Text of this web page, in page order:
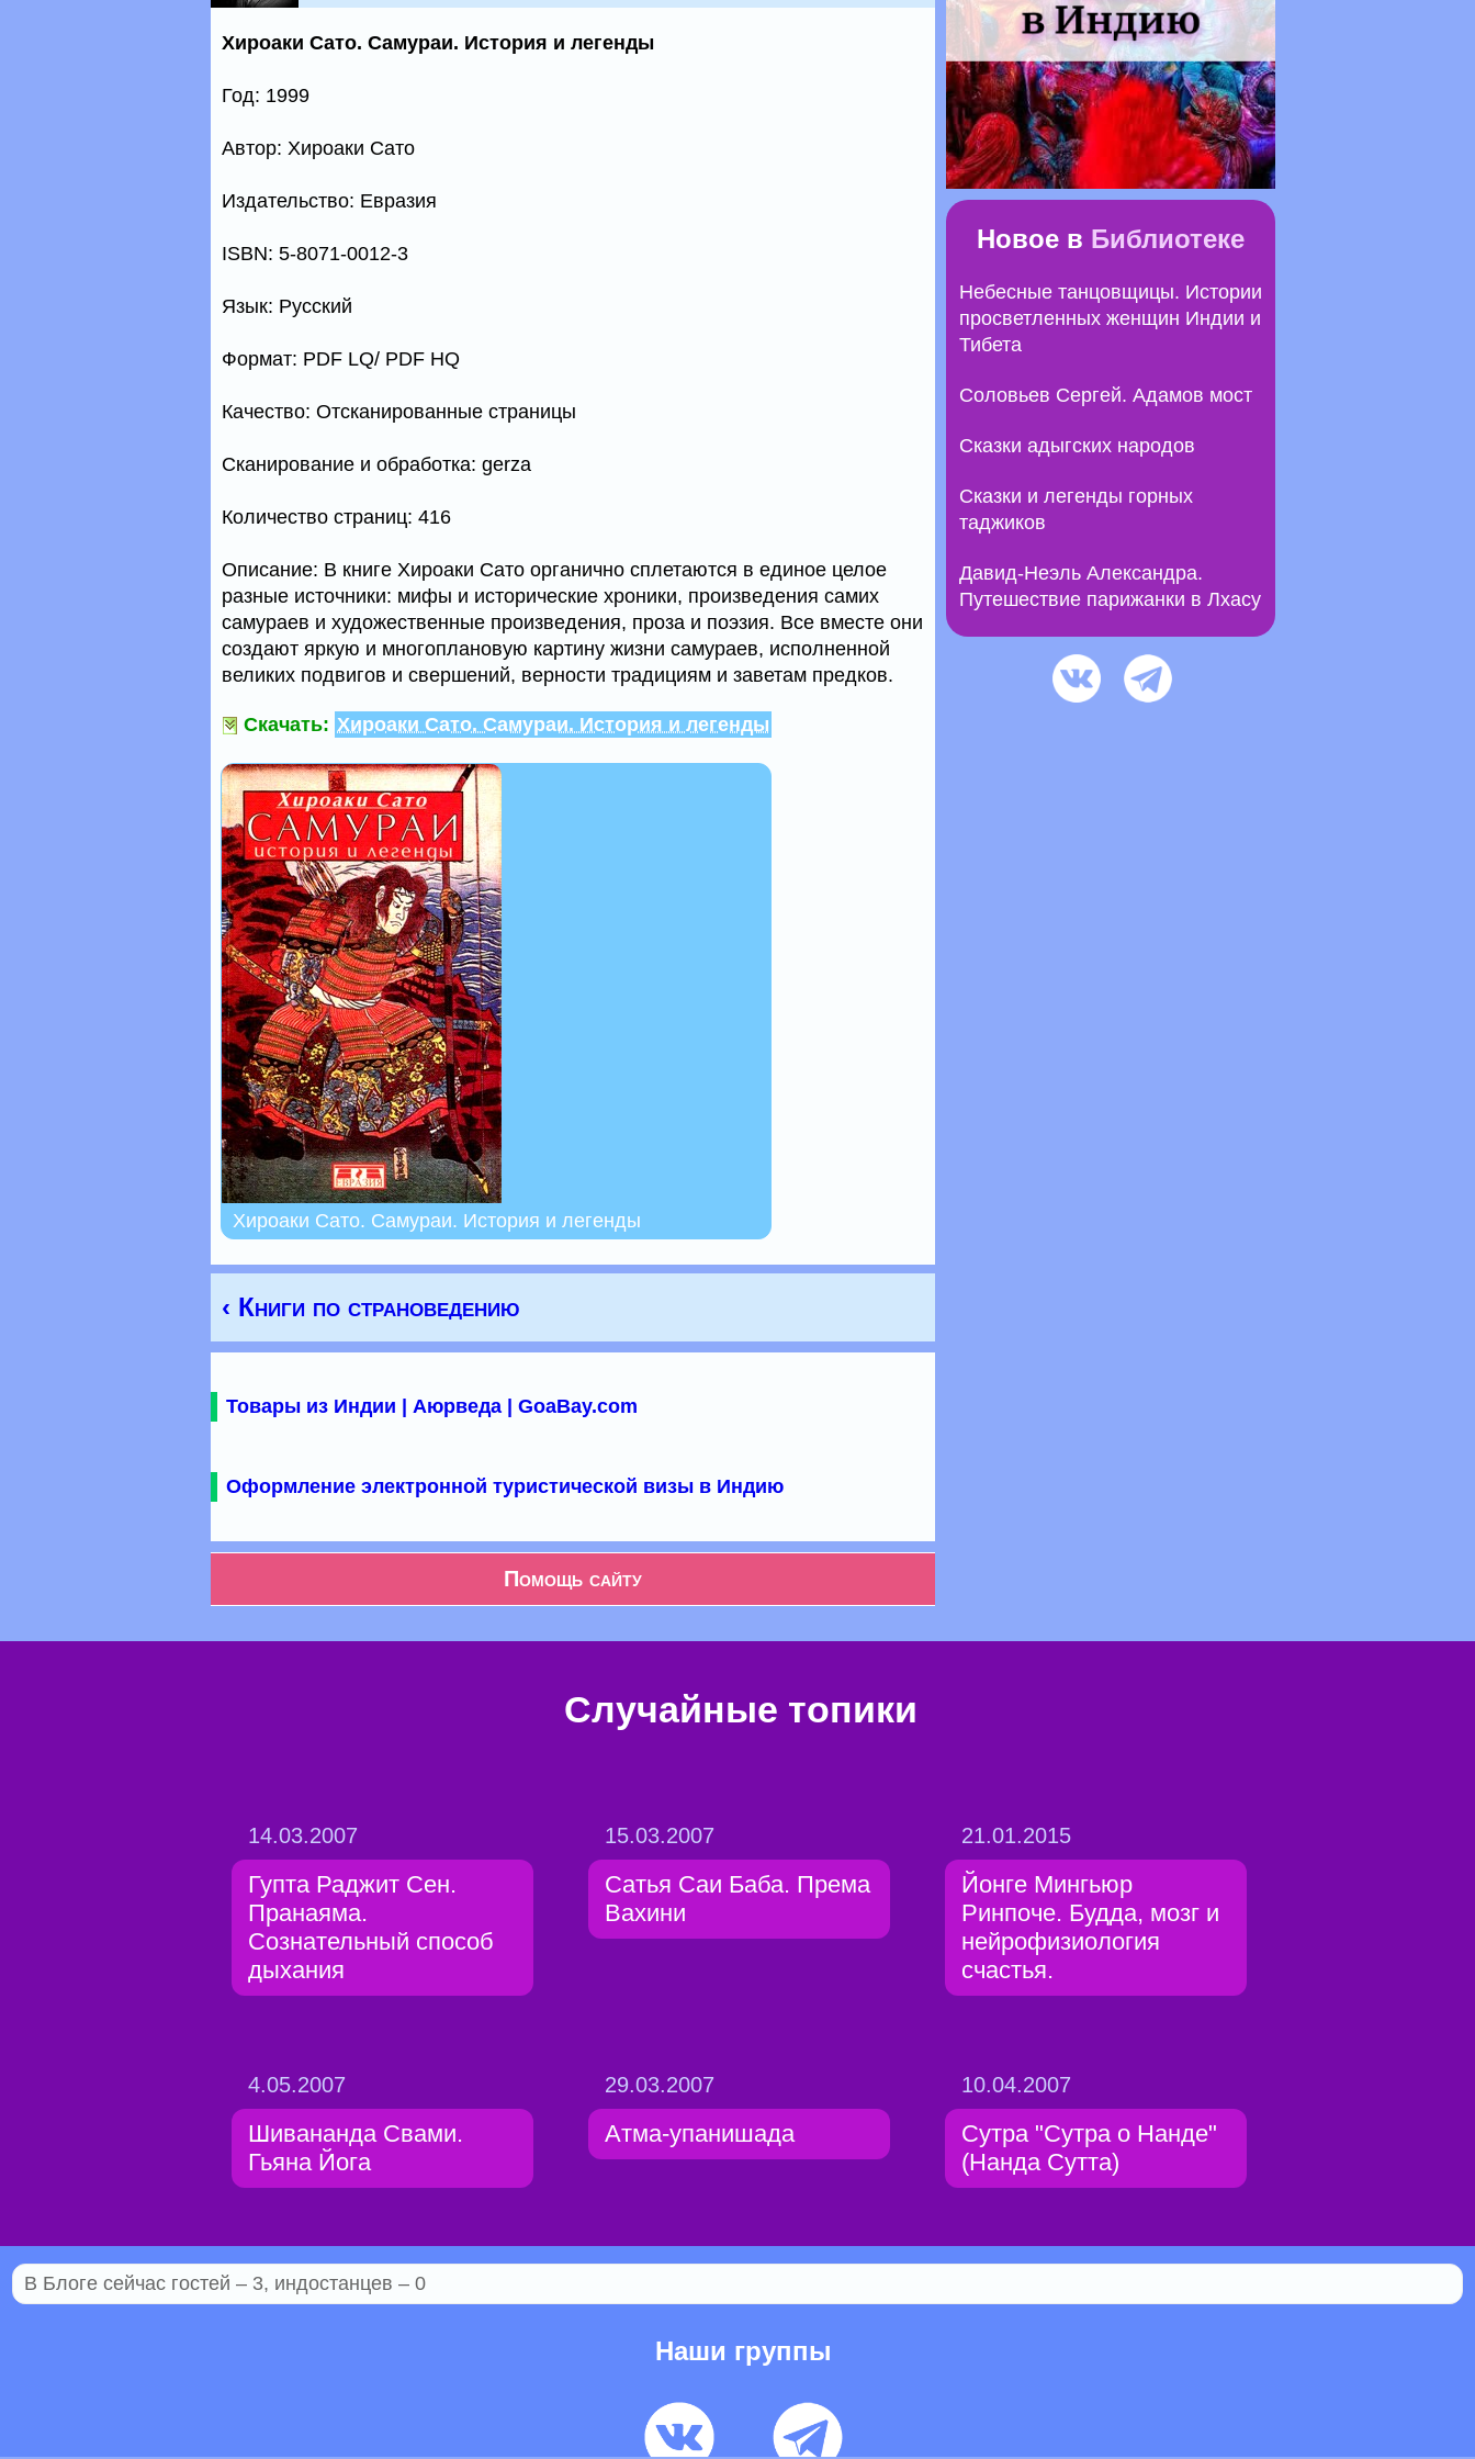
Хироаки Сато. Самураи. История и легенды
Год: 1999
Автор: Хироаки Сато
Издательство: Евразия
ISBN: 5-8071-0012-3
Язык: Русский
Формат: PDF LQ/ PDF HQ
Качество: Отсканированные страницы
Сканирование и обработка: gerza
Количество страниц: 416
Описание: В книге Хироаки Сато органично сплетаются в единое целое
разные источники: мифы и исторические хроники, произведения самих
самураев и художественные произведения, проза и поэзия. Все вместе они
создают яркую и многоплановую картину жизни самураев, исполненной
великих подвигов и свершений, верности традициям и заветам предков.
Скачать: Хироаки Сато. Самураи. История и легенды
Хироаки Сато. Самураи. История и легенды
‹ Книги по страноведению
Товары из Индии | Аюрведа | GoaBay.com
Оформление электронной туристической визы в Индию
Помощь сайту
Новое в Библиотеке
Небесные танцовщицы. Истории
просветленных женщин Индии и
Тибета
Соловьев Сергей. Адамов мост
Сказки адыгских народов
Сказки и легенды горных
таджиков
Давид-Неэль Александра.
Путешествие парижанки в Лхасу
Случайные топики
14.03.2007
Гупта Раджит Сен.
Пранаяма.
Сознательный способ
дыхания
15.03.2007
Сатья Саи Баба. Према
Вахини
21.01.2015
Йонге Мингьюр
Ринпоче. Будда, мозг и
нейрофизиология
счастья.
4.05.2007
Шивананда Свами.
Гьяна Йога
29.03.2007
Атма-упанишада
10.04.2007
Сутра "Сутра о Нанде"
(Нанда Сутта)
В Блоге сейчас гостей – 3, индостанцев – 0
Наши группы